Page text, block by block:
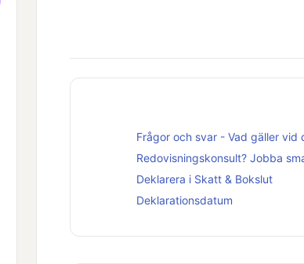
Frågor och svar - Vad gäller vid
Redovisningskonsult? Jobba
Deklarera i Skatt & Bokslut
Deklarationsdatum